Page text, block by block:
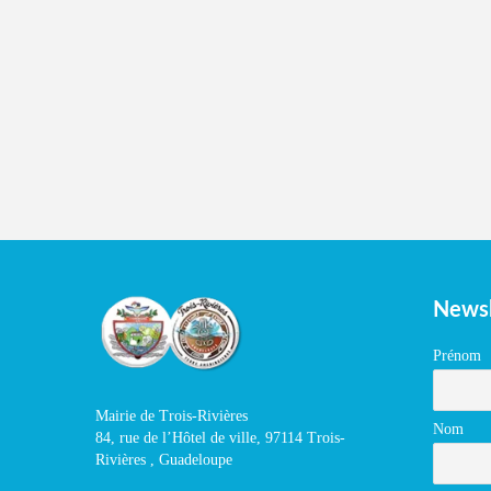
Mairie de Trois-Rivières
84, rue de l’Hôtel de ville, 97114 Trois-
Rivières , Guadeloupe
Prénom
Nom